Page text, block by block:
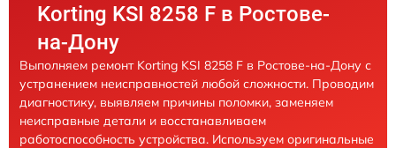
Korting KSI 8258 F в Ростове-
на-Дону
Выполняем ремонт Korting KSI 8258 F в Ростове-на-Дону с
устранением неисправностей любой сложности. Проводим
диагностику, выявляем причины поломки, заменяем
неисправные детали и восстанавливаем
работоспособность устройства. Используем оригинальные